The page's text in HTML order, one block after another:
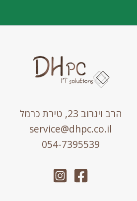
הרב וינרוב 23, טירת כרמל
service@dhpc.co.il
054-7395539